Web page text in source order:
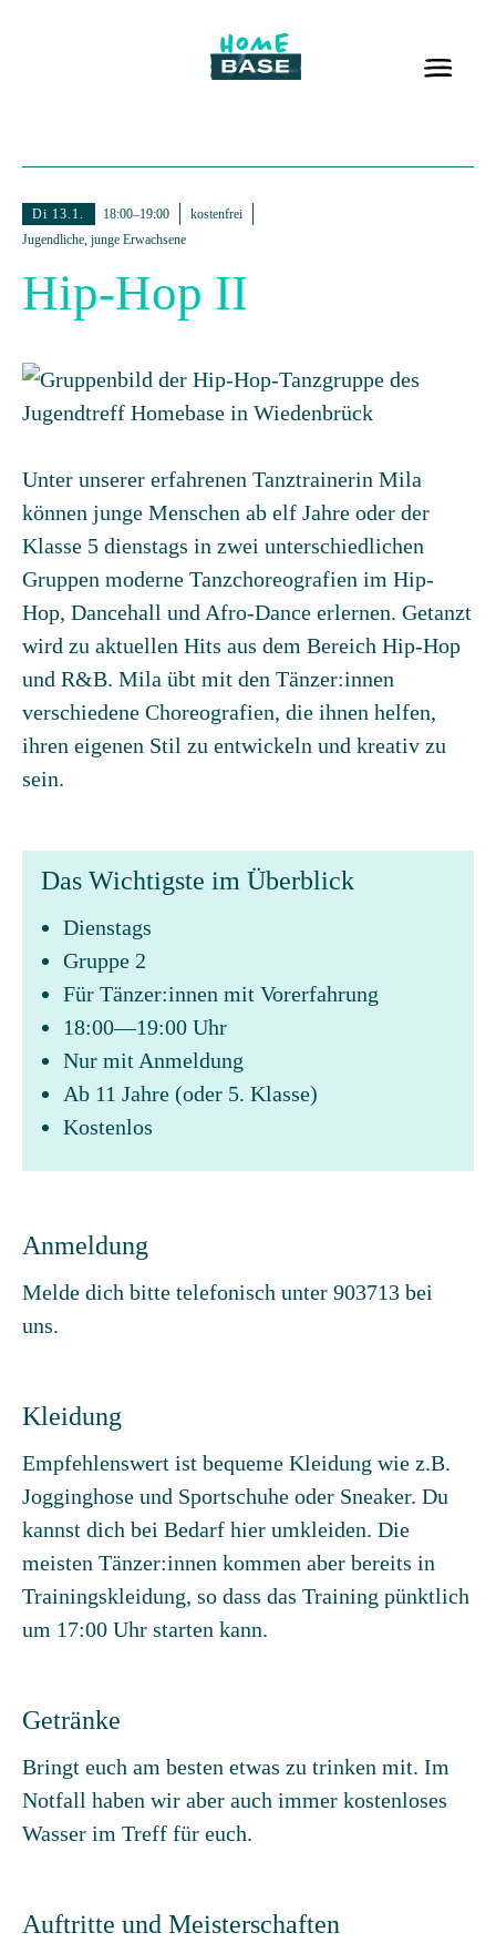
Di 13.1. 18:00–19:00
kostenfrei
Jugendliche, junge Erwachsene
Hip-Hop II
Unter unserer erfahrenen Tanztrainerin Mila
können junge Menschen ab elf Jahre oder der
Klasse 5 dienstags in zwei unterschiedlichen
Gruppen moderne Tanzchoreografien im Hip-
Hop, Dancehall und Afro-Dance erlernen. Getanzt
wird zu aktuellen Hits aus dem Bereich Hip-Hop
und R&B. Mila übt mit den Tänzer:innen
verschiedene Choreografien, die ihnen helfen,
ihren eigenen Stil zu entwickeln und kreativ zu
sein.
Das Wichtigste im Überblick
Dienstags
Gruppe 2
Für Tänzer:innen mit Vorerfahrung
18:00—19:00 Uhr
Nur mit Anmeldung
Ab 11 Jahre (oder 5. Klasse)
Kostenlos
Anmeldung
Melde dich bitte telefonisch unter 903713 bei
uns.
Kleidung
Empfehlenswert ist bequeme Kleidung wie z.B.
Jogginghose und Sportschuhe oder Sneaker. Du
kannst dich bei Bedarf hier umkleiden. Die
meisten Tänzer:innen kommen aber bereits in
Trainingskleidung, so dass das Training pünktlich
um 17:00 Uhr starten kann.
Getränke
Bringt euch am besten etwas zu trinken mit. Im
Notfall haben wir aber auch immer kostenloses
Wasser im Treff für euch.
Auftritte und Meisterschaften